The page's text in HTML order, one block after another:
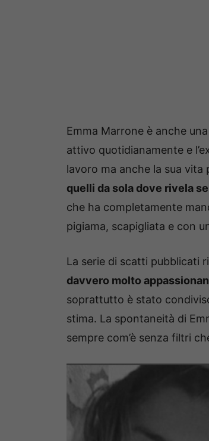
Emma Marrone è anche
attivo quotidianamente e
lavoro ma anche la sua vita
quelli da sola dove rivela
che ha completamente
pigiama, scapigliata e con
La serie di scatti pubblicati
davvero molto
soprattutto è stato
stima. La spontaneità di
sempre com’è senza filtri